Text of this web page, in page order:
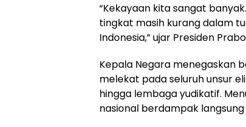
“Kekayaan kita sangat
tingkat masih kurang dalam
Indonesia,” ujar Presiden
Kepala Negara menegaskan
melekat pada seluruh unsur
hingga lembaga yudikatif.
nasional berdampak